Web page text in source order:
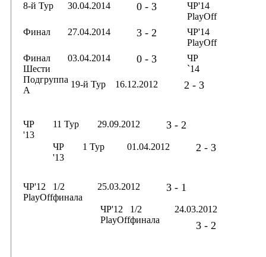
8-й Тур
30.04.2014 0 - 3
ЧР'14
PlayOff
Финал
27.04.2014 3 - 2
ЧР'14
PlayOff
Финал
Шести
Подгруппа
А
03.04.2014 0 - 3
ЧР
`14
19-й Тур
16.12.2012 2 - 3
ЧР
'13
11 Тур 29.09.2012 3 - 2
ЧР
'13
1 Тур 01.04.2012 2 - 3
ЧР'12
PlayOff
1/2
финала
25.03.2012 3 - 1
ЧР'12
PlayOff
1/2
финала
24.03.2012
3 - 2